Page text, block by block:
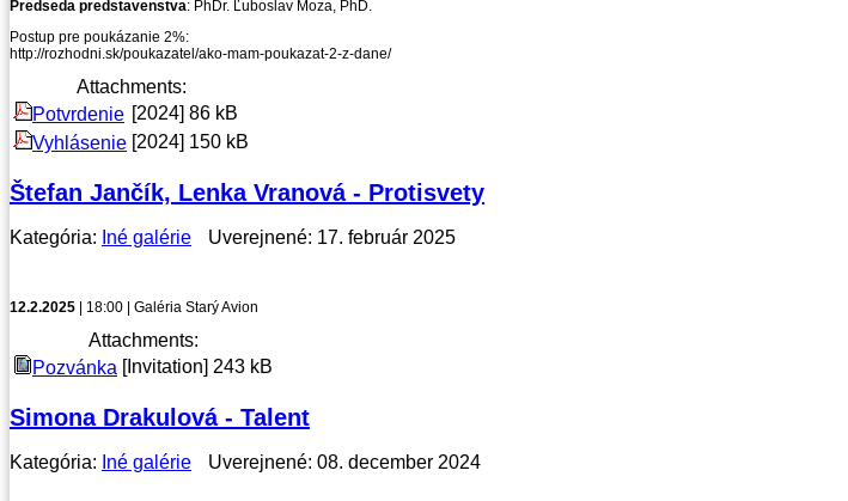
Predseda predstavenstva: PhDr. Ľuboslav Moza, PhD.
Postup pre poukázanie 2%:
http://rozhodni.sk/poukazatel/ako-mam-poukazat-2-z-dane/
Attachments:
Potvrdenie [2024] 86 kB
Vyhlásenie [2024] 150 kB
Štefan Jančík, Lenka Vranová - Protisvety
Kategória: Iné galérie Uverejnené: 17. február 2025
12.2.2025 | 18:00 | Galéria Starý Avion
Attachments:
Pozvánka [Invitation] 243 kB
Simona Drakulová - Talent
Kategória: Iné galérie Uverejnené: 08. december 2024